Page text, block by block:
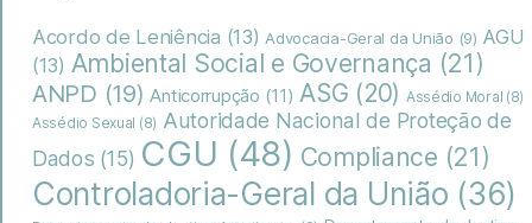
Acordo de Leniência (13) Advocacia-Geral da União (9) AGU
(13) Ambiental Social e Governança (21)
ANPD (19) Anticorrupção (11) ASG (20) Assédio Moral (8)
Assédio Sexual (8) Autoridade Nacional de Proteção de
Dados (15) CGU (48) Compliance (21)
Controladoria-Geral da União (36)